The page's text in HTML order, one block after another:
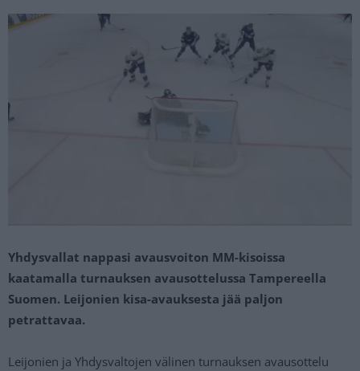
Yhdysvallat nappasi avausvoiton MM-kisoissa
kaatamalla turnauksen avausottelussa Tampereella
Suomen. Leijonien kisa-avauksesta jää paljon
petrattavaa.
Leijonien ja Yhdysvaltojen välinen turnauksen avausottelu